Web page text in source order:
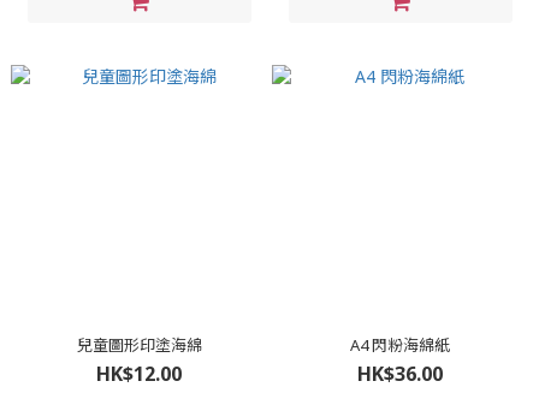
兒童圖形印塗海綿
HK$12.00
A4 閃粉海綿紙
HK$36.00